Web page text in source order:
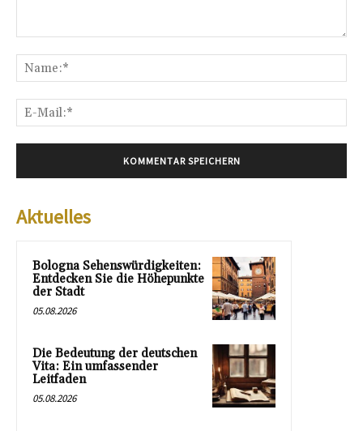
Aktuelles
Bologna Sehenswürdigkeiten:
Entdecken Sie die Höhepunkte
der Stadt
05.08.2026
Die Bedeutung der deutschen
Vita: Ein umfassender
Leitfaden
05.08.2026